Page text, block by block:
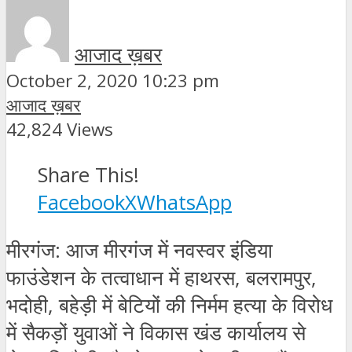
आजाद ख़बर
October 2, 2020 10:23 pm
आजाद ख़बर
42,824 Views
Share This!
FacebookXWhatsApp
मीरगंज: आज मीरगंज में नवस्वर इंडिया
फाउंडेशन के तत्वाधान में हाथरस, बलरामपुर,
भदोही, बहेड़ी में बेटियों की निर्मम हत्या के विरोध
में सैकड़ों युवाओं ने विकास खंड कार्यालय से